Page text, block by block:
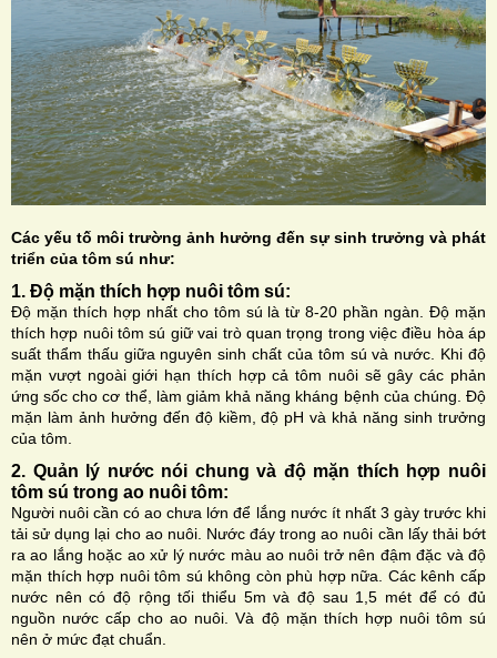
Các yếu tố môi trường ảnh hưởng đến sự sinh trưởng và phát
triển của tôm sú như:
1. Độ mặn thích hợp nuôi tôm sú:
Độ mặn thích hợp nhất cho tôm sú là từ 8-20 phần ngàn. Độ mặn
thích hợp nuôi tôm sú giữ vai trò quan trọng trong việc điều hòa áp
suất thẩm thấu giữa nguyên sinh chất của tôm sú và nước. Khi độ
mặn vượt ngoài giới hạn thích hợp cả tôm nuôi sẽ gây các phản
ứng sốc cho cơ thể, làm giảm khả năng kháng bệnh của chúng. Độ
mặn làm ảnh hưởng đến độ kiềm, độ pH và khả năng sinh trưởng
của tôm.
2. Quản lý nước nói chung và độ mặn thích hợp nuôi
tôm sú trong ao nuôi tôm:
Người nuôi cần có ao chưa lớn để lắng nước ít nhất 3 gày trước khi
tải sử dụng lại cho ao nuôi. Nước đáy trong ao nuôi cần lấy thải bớt
ra ao lắng hoặc ao xử lý nước màu ao nuôi trở nên đậm đặc và độ
mặn thích hợp nuôi tôm sú không còn phù hợp nữa. Các kênh cấp
nước nên có độ rộng tối thiểu 5m và độ sau 1,5 mét để có đủ
nguồn nước cấp cho ao nuôi. Và độ mặn thích hợp nuôi tôm sú
nên ở mức đạt chuẩn.